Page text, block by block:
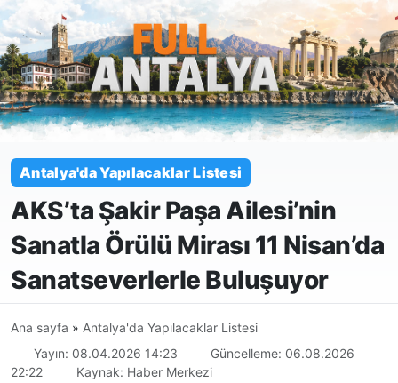
Antalya'da Yapılacaklar Listesi
AKS’ta Şakir Paşa Ailesi’nin
Sanatla Örülü Mirası 11 Nisan’da
Sanatseverlerle Buluşuyor
Ana sayfa » Antalya'da Yapılacaklar Listesi
Yayın: 08.04.2026 14:23
Güncelleme: 06.08.2026
22:22
Kaynak: Haber Merkezi